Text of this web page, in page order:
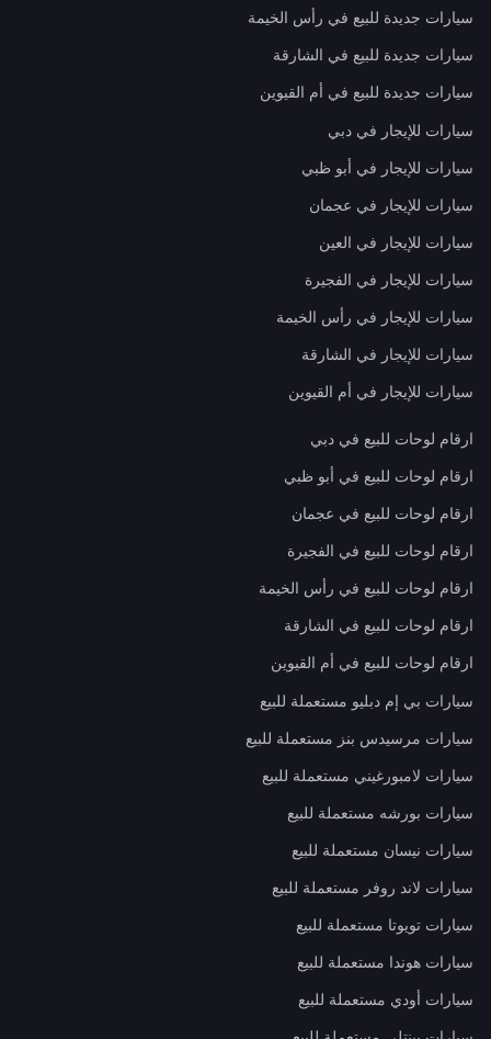
سيارات جديدة للبيع في رأس الخيمة
سيارات جديدة للبيع في الشارقة
سيارات جديدة للبيع في أم القيوين
سيارات للإيجار في دبي
سيارات للإيجار في أبو ظبي
سيارات للإيجار في عجمان
سيارات للإيجار في العين
سيارات للإيجار في الفجيرة
سيارات للإيجار في رأس الخيمة
سيارات للإيجار في الشارقة
سيارات للإيجار في أم القيوين
ارقام لوحات للبيع في دبي
ارقام لوحات للبيع في أبو ظبي
ارقام لوحات للبيع في عجمان
ارقام لوحات للبيع في الفجيرة
ارقام لوحات للبيع في رأس الخيمة
ارقام لوحات للبيع في الشارقة
ارقام لوحات للبيع في أم القيوين
سيارات بي إم دبليو مستعملة للبيع
سيارات مرسيدس بنز مستعملة للبيع
سيارات لامبورغيني مستعملة للبيع
سيارات بورشه مستعملة للبيع
سيارات نيسان مستعملة للبيع
سيارات لاند روفر مستعملة للبيع
سيارات تويوتا مستعملة للبيع
سيارات هوندا مستعملة للبيع
سيارات أودي مستعملة للبيع